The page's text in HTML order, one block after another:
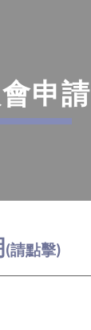
申請
(請點擊)